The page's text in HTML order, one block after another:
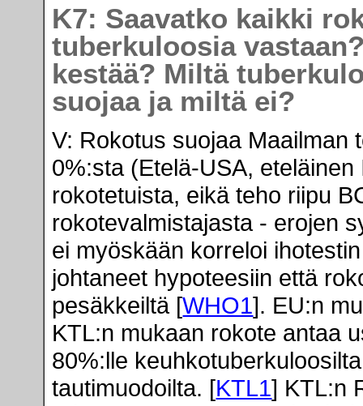
K7: Saavatko kaikki
tuberkuloosia
kestää? Miltä
suojaa ja miltä ei?
V: Rokotus suojaa Maailman
0%:sta (Etelä-USA,
rokotetuista, eikä teho riipu
rokotevalmistajasta - erojen
ei myöskään korreloi
johtaneet hypoteesiin että
pesäkkeiltä [WHO1]. EU:n
KTL:n mukaan rokote antaa
80%:lle
tautimuodoilta. [KTL1] KTL:n